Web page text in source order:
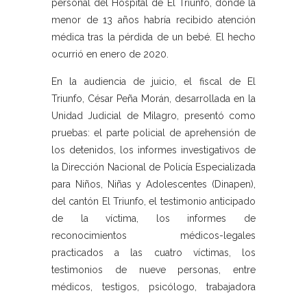
personal del Hospital de El Triunfo, donde la
menor de 13 años habría recibido atención
médica tras la pérdida de un bebé. El hecho
ocurrió en enero de 2020.
En la audiencia de juicio, el fiscal de El
Triunfo, César Peña Morán, desarrollada en la
Unidad Judicial de Milagro, presentó como
pruebas: el parte policial de aprehensión de
los detenidos, los informes investigativos de
la Dirección Nacional de Policía Especializada
para Niños, Niñas y Adolescentes (Dinapen),
del cantón El Triunfo, el testimonio anticipado
de la víctima, los informes de
reconocimientos médicos-legales
practicados a las cuatro víctimas, los
testimonios de nueve personas, entre
médicos, testigos, psicólogo, trabajadora